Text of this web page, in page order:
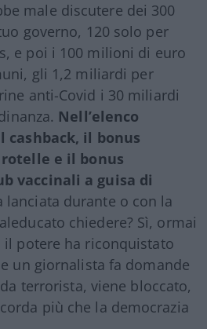
male discutere dei 300
governo, 120 solo per
e poi i 100 milioni di euro
gli 1,2 miliardi per
anti-Covid i 30 miliardi
Nell’elenco
il bonus
e il bonus
vaccinali a guisa di
lanciata durante o con la
chiedere? Sì, ormai
il potere ha riconquistato
un giornalista fa domande
terrorista, viene bloccato,
più che la democrazia